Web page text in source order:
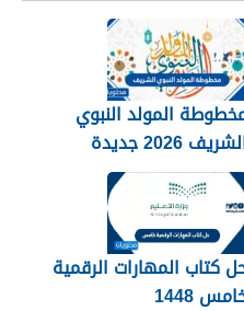
المولد النبوي
2026 جديدة
كتاب المهارات الرقمية
1448